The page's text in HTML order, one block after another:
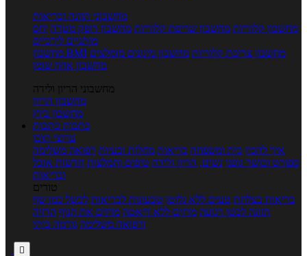
מחשבוני תזונה ובריאות
מחשבון קלוריות מחשבון שריפת קלוריות מחשבון דופק מטרה יחס
מותניים לירכיים
מחשבון BMI
מחשבון צריכת קלוריות מחשבון מינונים מומלצים
מחשבון אחוז שומן
מחשבוני הריון ולידה
מחשבון הריון
מחשבון ביוץ
כתבות כתבות
ערוצי תוכן
איך להכין בית ומשפחה בריאות מחלות ובעיות רפואה משלימה
ספורט וכושר גופני נשים, הריון ולידה טיפים והמלצות חדשות אוכל
ובריאות
טורים
בריאות בצלחת טעים ללא גלוטן טבעונות לבריאות לבשל כמו שף
תזונה לבטן רגועה מרזים ללא דיאטה מזיזים את הגוף הרזיה
ורפואה משלימה גורמה ביתי
